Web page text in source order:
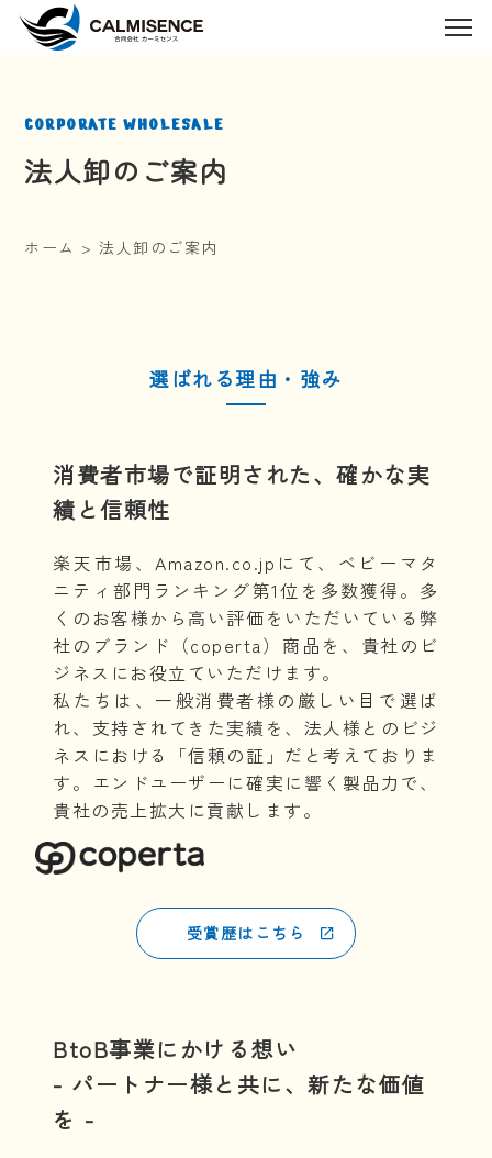
公式ショップ
Amazon
楽天市場
CORPORATE WHOLESALE
法人卸のご案内
ホーム >法人卸のご案内
選ばれる理由・強み
消費者市場で証明された、確かな実
績と信頼性
楽天市場、Amazon.co.jpにて、ベビーマタ
ニティ部門ランキング第1位を多数獲得。多
くのお客様から高い評価をいただいている弊
社のブランド（coperta）商品を、貴社のビ
ジネスにお役立ていただけます。
私たちは、一般消費者様の厳しい目で選ば
れ、支持されてきた実績を、法人様とのビジ
ネスにおける「信頼の証」だと考えておりま
す。エンドユーザーに確実に響く製品力で、
貴社の売上拡大に貢献します。
受賞歴はこちら
BtoB事業にかける想い
- パートナー様と共に、新たな価値
を -